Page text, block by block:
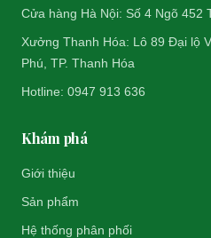
Cửa hàng Hà Nội: Số 4 Ngõ 452
Xưởng Thanh Hóa: Lô 89 Đại lộ
Phú, TP. Thanh Hóa
Hotline: 0947 913 636
Khám phá
Giới thiệu
Sản phẩm
Hệ thống phân phối